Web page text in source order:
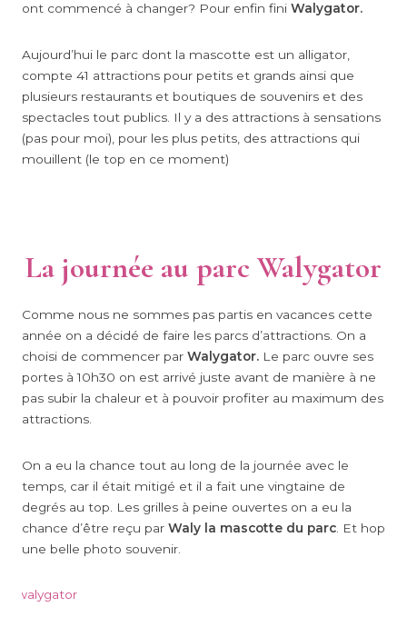
ont commencé à changer? Pour enfin fini Walygator.
Aujourd’hui le parc dont la mascotte est un alligator,
compte 41 attractions pour petits et grands ainsi que
plusieurs restaurants et boutiques de souvenirs et des
spectacles tout publics. Il y a des attractions à sensations
(pas pour moi), pour les plus petits, des attractions qui
mouillent (le top en ce moment)
La journée au parc Walygator
Comme nous ne sommes pas partis en vacances cette
année on a décidé de faire les parcs d’attractions. On a
choisi de commencer par Walygator. Le parc ouvre ses
portes à 10h30 on est arrivé juste avant de manière à ne
pas subir la chaleur et à pouvoir profiter au maximum des
attractions.
On a eu la chance tout au long de la journée avec le
temps, car il était mitigé et il a fait une vingtaine de
degrés au top. Les grilles à peine ouvertes on a eu la
chance d’être reçu par Waly la mascotte du parc . Et hop
une belle photo souvenir.